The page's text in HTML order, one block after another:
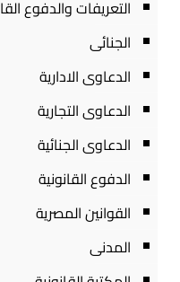
التعريفات والدفوع
الجنائى
الدعاوى الادارية
الدعاوى التجارية
الدعاوى الجنائية
الدفوع القانونية
القوانين المصرية
المدنى